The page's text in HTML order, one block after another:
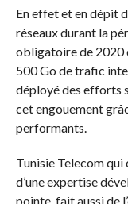
En effet et en dépit
réseaux durant la
obligatoire de 2020
500 Go de trafic
déployé des efforts
cet engouement
performants.
Tunisie Telecom
d’une expertise
pointe, fait aussi de